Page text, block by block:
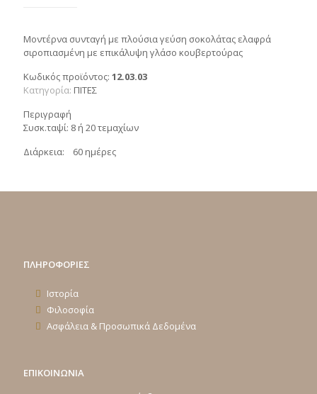
Μοντέρνα συνταγή με πλούσια γεύση σοκολάτας ελαφρά
σιροπιασμένη με επικάλυψη γλάσο κουβερτούρας
Κωδικός προϊόντος: 12.03.03
Κατηγορία: ΠΙΤΕΣ
Περιγραφή
Συσκ.ταψί: 8 ή 20 τεμαχίων
Διάρκεια: 60 ημέρες
ΠΛΗΡΟΦΟΡΙΕΣ
Ιστορία
Φιλοσοφία
Ασφάλεια & Προσωπικά Δεδομένα
ΕΠΙΚΟΙΝΩΝΙΑ